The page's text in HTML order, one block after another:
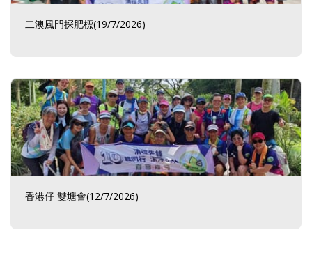
二澳風門探肥標(19/7/2026)
香港仔 雙塘會(12/7/2026)